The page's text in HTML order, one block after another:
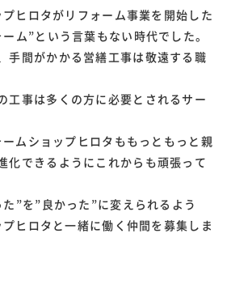
プヒロタがリフォーム事業を開始した
ム”という言葉もない時代でした。
手間がかかる営繕工事は敬遠する職
工事は多くの方に必要とされるサー
ムショップヒロタももっともっと親
化できるようにこれからも頑張って
”を”良かった”に変えられるよう
ヒロタと一緒に働く仲間を募集しま